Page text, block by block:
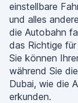
einstellbare
und alles
die Autobahn
das Richtige für
Sie können
während Sie
Dubai, wie die
erkunden.